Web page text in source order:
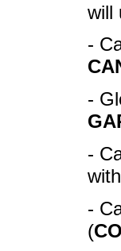
will
-
-
-
-
(